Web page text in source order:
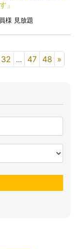
」
様 見放題
32 ... 47 48 »